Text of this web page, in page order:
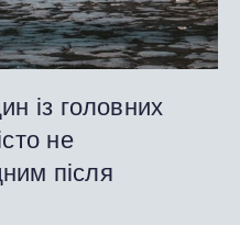
із головних
не
після